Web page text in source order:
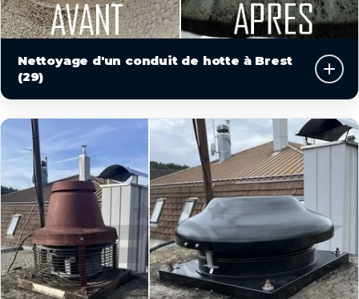
Nettoyage d'un conduit de hotte à Brest
(29)